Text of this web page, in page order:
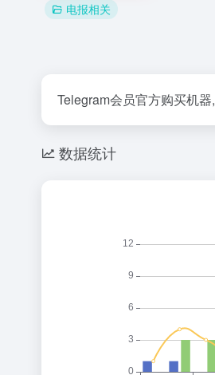
电报相关
Telegram会员官方购买机器,
数据统计